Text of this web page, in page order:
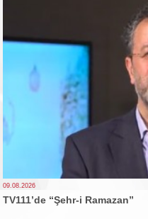
09.08.2026
TV111’de “Şehr-i Ramazan”